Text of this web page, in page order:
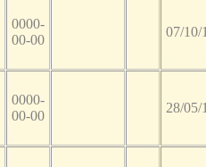
0000-
00-00
07/10/
0000-
00-00
28/05/